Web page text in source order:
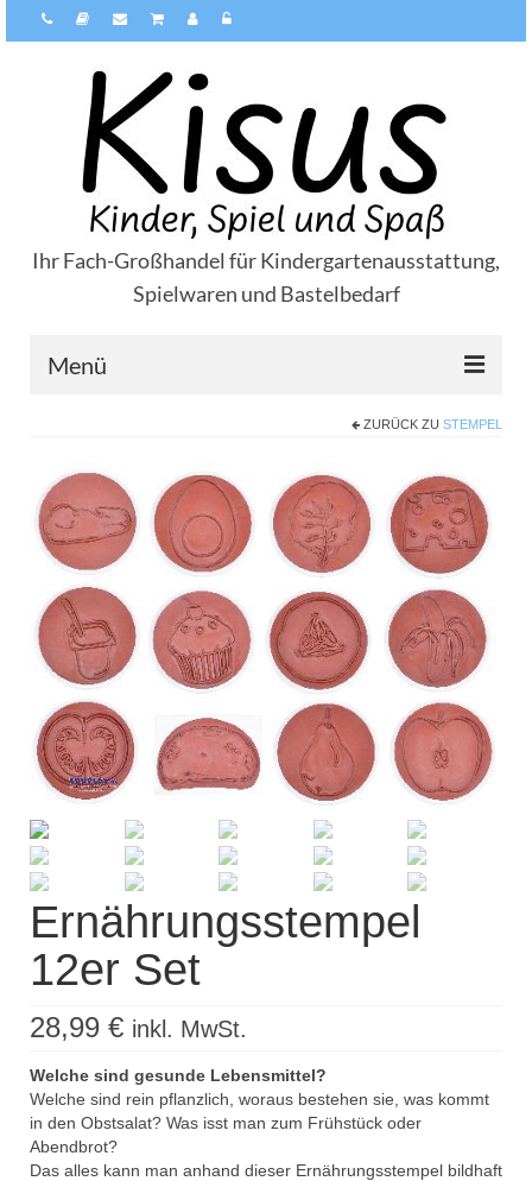
Ihr Fach-Großhandel für Kindergartenausstattung,
Spielwaren und Bastelbedarf
Menü
Zahlungsarten
Versandarten
Kisus Katalog anfordern
Newsletter
Kontakt
Log In / Mein Konto
Products
search
ZURÜCK ZU STEMPEL
Ernährungsstempel
12er Set
28,99 € inkl. MwSt.
Welche sind gesunde Lebensmittel?
Welche sind rein pflanzlich, woraus bestehen sie, was kommt
in den Obstsalat? Was isst man zum Frühstück oder
Abendbrot?
Das alles kann man anhand dieser Ernährungsstempel bildhaft